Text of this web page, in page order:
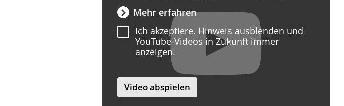
Mehr erfahren
Ich akzeptiere. Hinweis ausblenden und
YouTube-Videos in Zukunft immer
anzeigen.
Video abspielen